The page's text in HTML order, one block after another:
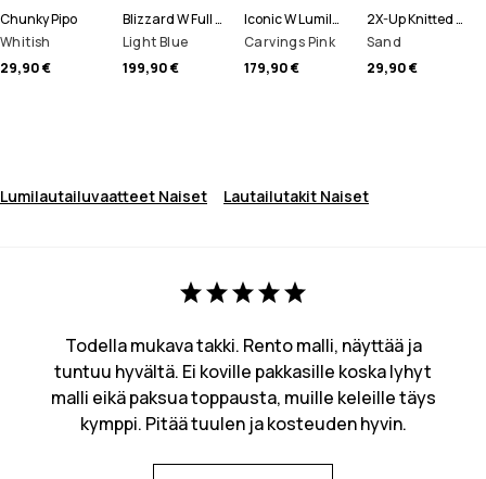
Chunky Pipo
Whitish
29,90 €
Blizzard W Full Zip Lumilautailutakki Naiset
Light Blue
199,90 €
Iconic W Lumilautailuhousut Naiset
Carvings Pink
179,90 €
2X-Up Knitted Tuubihuivi
Sand
29,90 €
Lumilautailuvaatteet Naiset Lautailutakit Naiset
Todella mukava takki. Rento malli, näyttää ja
tuntuu hyvältä. Ei koville pakkasille koska lyhyt
malli eikä paksua toppausta, muille keleille täys
kymppi. Pitää tuulen ja kosteuden hyvin.